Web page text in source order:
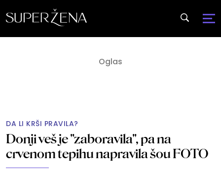
DA LI KRŠI PRAVILA?
Donji veš je "zaboravila", pa na
crvenom tepihu napravila šou FOTO